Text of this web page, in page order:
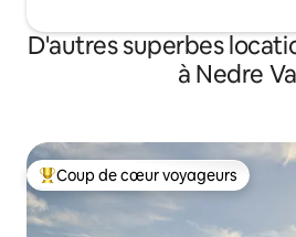
D'autres superbes
à Nedre
Coup de cœur voyageurs parmi les
Coup de cœur voyageurs